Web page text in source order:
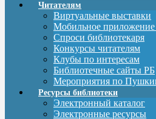
Читателям
Виртуальные выставки
Мобильное
Спроси библиотекаря
Конкурсы читателям
Клубы по интересам
Библиотечные сайты РБ
Мероприятия по
Ресурсы библиотеки
Электронный каталог
Электронные ресурсы